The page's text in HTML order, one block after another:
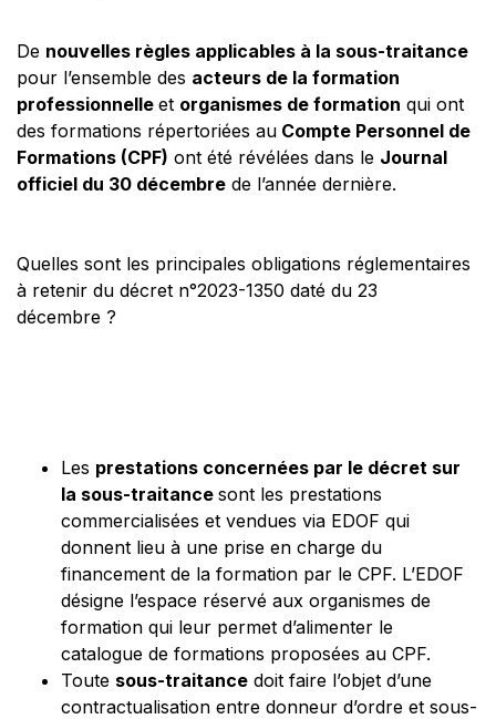
De nouvelles règles applicables à la sous-traitance
pour l’ensemble des acteurs de la formation
professionnelle et organismes de formation qui ont
des formations répertoriées au Compte Personnel de
Formations (CPF) ont été révélées dans le Journal
officiel du 30 décembre de l’année dernière.
Quelles sont les principales obligations réglementaires
à retenir du décret n°2023-1350 daté du 23
décembre ?
Les prestations concernées par le décret sur
la sous-traitance sont les prestations
commercialisées et vendues via EDOF qui
donnent lieu à une prise en charge du
financement de la formation par le CPF. L’EDOF
désigne l’espace réservé aux organismes de
formation qui leur permet d’alimenter le
catalogue de formations proposées au CPF.
Toute sous-traitance doit faire l’objet d’une
contractualisation entre donneur d’ordre et sous-